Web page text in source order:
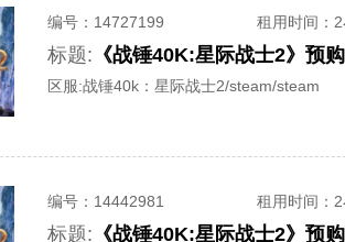
编号： 14727199 租用时间 ：
标题: 《战锤40K:星际战士2》预
区服:战锤40k：星际战士2/steam/steam
编号： 14442981 租用时间 ：
标题: 《战锤40K:星际战士2》预